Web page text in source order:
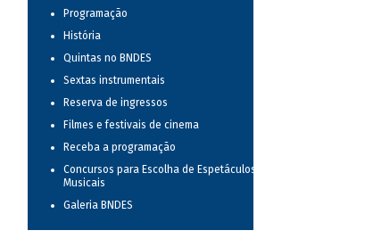
Programação
História
Quintas no BNDES
Sextas instrumentais
Reserva de ingressos
Filmes e festivais de cinema
Receba a programação
Concursos para Escolha de Espetáculos
Musicais
Galeria BNDES